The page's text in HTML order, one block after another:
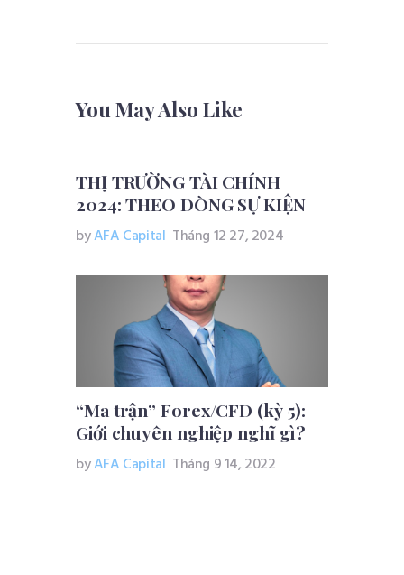
You May Also Like
THỊ TRƯỜNG TÀI CHÍNH
2024: THEO DÒNG SỰ KIỆN
byAFA Capital Tháng 12 27, 2024
“Ma trận” Forex/CFD (kỳ 5):
Giới chuyên nghiệp nghĩ gì?
byAFA Capital Tháng 9 14, 2022